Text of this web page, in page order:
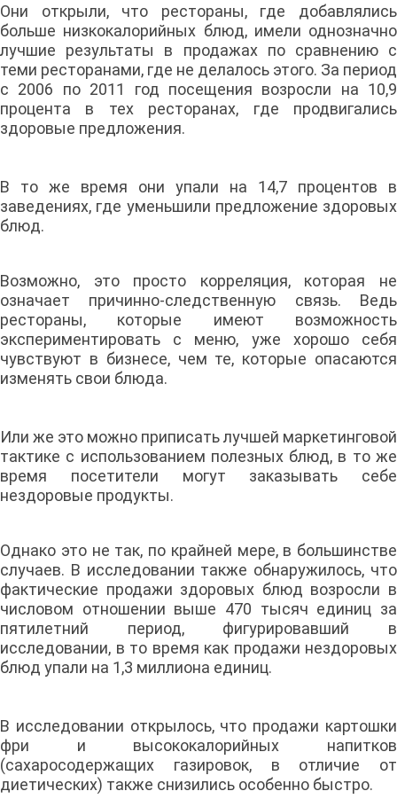
Они открыли, что рестораны, где добавлялись
больше низкокалорийных блюд, имели однозначно
лучшие результаты в продажах по сравнению с
теми ресторанами, где не делалось этого. За период
с 2006 по 2011 год посещения возросли на 10,9
процента в тех ресторанах, где продвигались
здоровые предложения.
В то же время они упали на 14,7 процентов в
заведениях, где уменьшили предложение здоровых
блюд.
Возможно, это просто корреляция, которая не
означает причинно-следственную связь. Ведь
рестораны, которые имеют возможность
экспериментировать с меню, уже хорошо себя
чувствуют в бизнесе, чем те, которые опасаются
изменять свои блюда.
Или же это можно приписать лучшей маркетинговой
тактике с использованием полезных блюд, в то же
время посетители могут заказывать себе
нездоровые продукты.
Однако это не так, по крайней мере, в большинстве
случаев. В исследовании также обнаружилось, что
фактические продажи здоровых блюд возросли в
числовом отношении выше 470 тысяч единиц за
пятилетний период, фигурировавший в
исследовании, в то время как продажи нездоровых
блюд упали на 1,3 миллиона единиц.
В исследовании открылось, что продажи картошки
фри и высококалорийных напитков
(сахаросодержащих газировок, в отличие от
диетических) также снизились особенно быстро.